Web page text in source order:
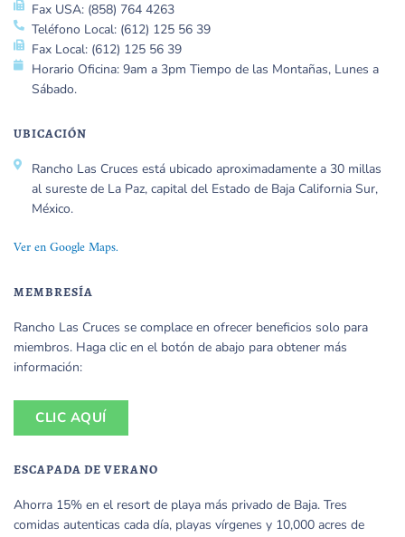
Fax USA: (858) 764 4263
Teléfono Local: (612) 125 56 39
Fax Local: (612) 125 56 39
Horario Oficina: 9am a 3pm Tiempo de las Montañas, Lunes a
Sábado.
UBICACIÓN
Rancho Las Cruces está ubicado aproximadamente a 30 millas
al sureste de La Paz, capital del Estado de Baja California Sur,
México.
Ver en Google Maps.
MEMBRESÍA
Rancho Las Cruces se complace en ofrecer beneficios solo para
miembros. Haga clic en el botón de abajo para obtener más
información:
CLIC AQUÍ
ESCAPADA DE VERANO
Ahorra 15% en el resort de playa más privado de Baja. Tres
comidas autenticas cada día, playas vírgenes y 10,000 acres de